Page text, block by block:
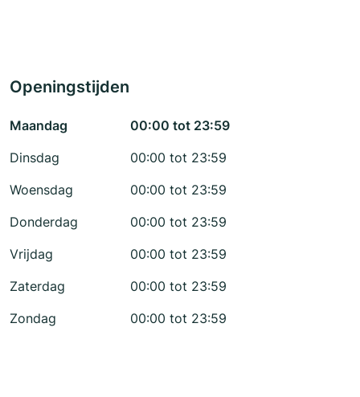
Openingstijden
Maandag
00:00 tot 23:59
Dinsdag
00:00 tot 23:59
Woensdag
00:00 tot 23:59
Donderdag
00:00 tot 23:59
Vrijdag
00:00 tot 23:59
Zaterdag
00:00 tot 23:59
Zondag
00:00 tot 23:59